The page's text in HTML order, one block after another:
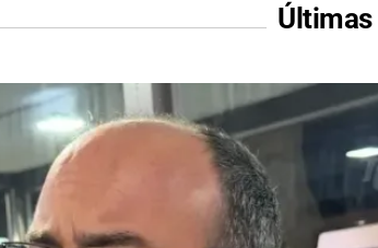
Últimas